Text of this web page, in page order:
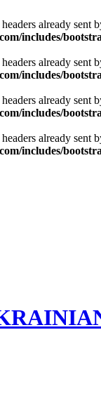
already
includes/
already
includes/
already
includes/
already
includes/